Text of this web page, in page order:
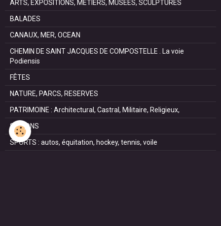
ARTS, EXPOSITIONS, METIERS, MUSEES, SCULPTURES
BALADES
CANAUX, MER, OCEAN
CHEMIN DE SAINT JACQUES DE COMPOSTELLE . La voie
Podiensis
FÊTES
NATURE, PARCS, RESERVES
PATRIMOINE : Architectural, Castral, Militaire, Religieux,
SAISONS
SPORTS : autos, équitation, hockey, tennis, voile